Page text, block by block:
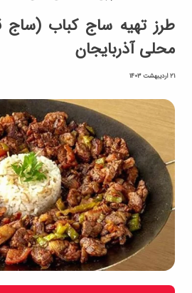
طرز تهیه ساج کباب (ساج
محلی آذربایجان
21 اردیبهشت 1403